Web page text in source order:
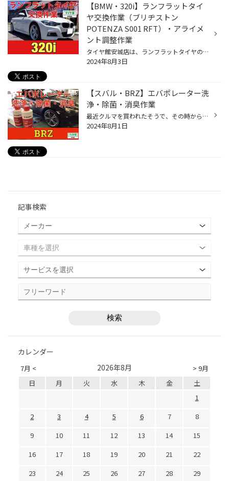
【BMW・320i】ランフラットタイ
ヤ交換作業（ブリヂストン
POTENZA S001 RFT）・アライメ
ント調整作業
タイヤ館安城店は、ランフラットタイヤの交換作業も実施しています。 ランフラットタイヤはタイヤの空気圧がゼロの状態でも一定の距離を走行できるようなタイヤです。 タイヤの空気が抜けてもクルマの重量を支えることができるくらいタイヤの側面の強度は高く、 そのタイヤを交換するのには非常に高...
2024年8月3日
【スバル・BRZ】エバポレーター洗
浄・除菌・消臭作業
最近クルマを買われたそうで、その時からエアコンからの何となく気になるニオイがしていてそれを解消したいとご相談をいただき、エバポレーター洗浄・除菌・消臭作業をすることになりました。 ＜＜作業詳細＞＞ 車種：スバル BRZ 洗浄剤：Wueth Japan（ウルト ジャパン）ビデオスコープスプレーガン...
2024年8月1日
記事検索
カレンダー
7月 < > 9月
2026年8月
日 月 火 水 木 金
土
1
2
3 4 5 6 7
8
9
10 11 12 13 14
15
16
17 18 19 20 21
22
23
24 25 26 27 28 29